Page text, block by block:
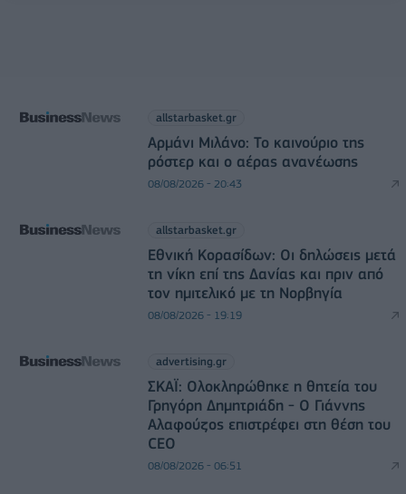
allstarbasket.gr
Αρμάνι Μιλάνο: Το καινούριο της
ρόστερ και ο αέρας ανανέωσης
08/08/2026 - 20:43
allstarbasket.gr
Εθνική Κορασίδων: Οι δηλώσεις μετά
τη νίκη επί της Δανίας και πριν από
τον ημιτελικό με τη Νορβηγία
08/08/2026 - 19:19
advertising.gr
ΣΚΑΪ: Ολοκληρώθηκε η θητεία του
Γρηγόρη Δημητριάδη - Ο Γιάννης
Αλαφούζος επιστρέφει στη θέση του
CEO
08/08/2026 - 06:51